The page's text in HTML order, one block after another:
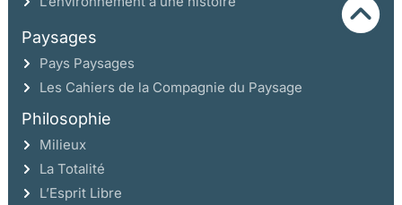
Paysages
Pays Paysages
Les Cahiers de la Compagnie du Paysage
Philosophie
Milieux
La Totalité
L’Esprit Libre